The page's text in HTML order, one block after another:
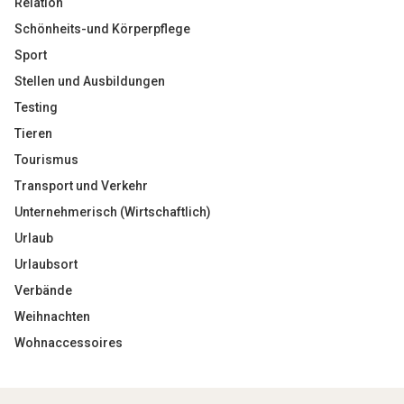
Schönheits-und Körperpflege
Sport
Stellen und Ausbildungen
Testing
Tieren
Tourismus
Transport und Verkehr
Unternehmerisch (Wirtschaftlich)
Urlaub
Urlaubsort
Verbände
Weihnachten
Wohnaccessoires